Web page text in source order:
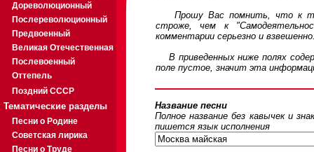
Дореволюционный
Послереволюционный
Предвоенный
Великая Отечественная
Послевоенный
Оттепель
Поздний СССР
Тематические разделы
Песни о Родине
Советская лирика
Песни о Труде
Прошу Вас помнить, что к
строже, чем к
комментарии серьезно и
В приведенных ниже полях
поле пустое, значит эта
Название песни
Полное название без кавычек и
пишется язык исполнения